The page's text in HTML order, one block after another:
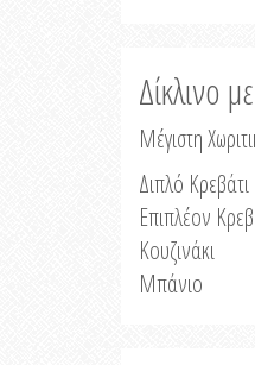
Δίκλινο
Μέγιστη
Διπλό Κρεβάτι
Επιπλέον
Κουζινάκι
Μπάνιο